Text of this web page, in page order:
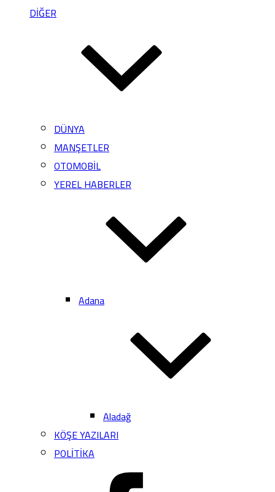
DİĞER
DÜNYA
MANŞETLER
OTOMOBİL
YEREL HABERLER
Adana
Aladağ
KÖŞE YAZILARI
POLİTİKA